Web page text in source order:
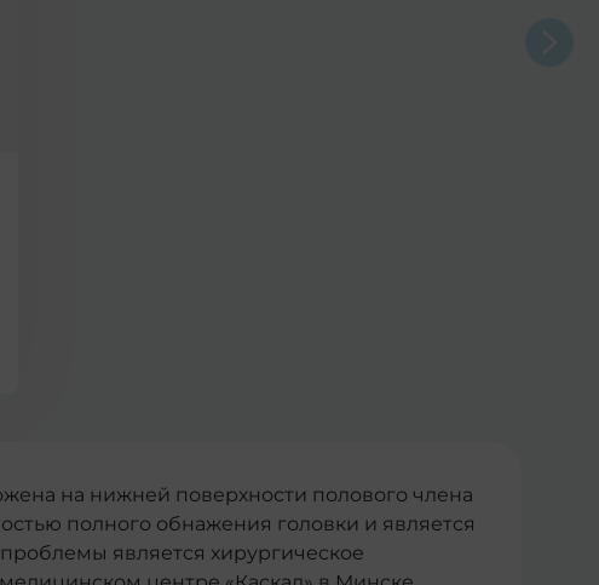
на нижней поверхности полового члена
полного обнажения головки и является
является хирургическое